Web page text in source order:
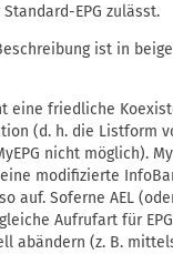
EPG zulässt.
ist in
eine friedliche
(d. h. die Listform
nicht möglich).
modifizierte
auf. Soferne AEL
Aufrufart für
abändern (z. B.